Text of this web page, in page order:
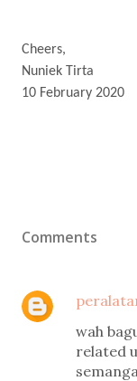
Cheers,
Nuniek Tirta
10 February 2020
Comments
wah
related